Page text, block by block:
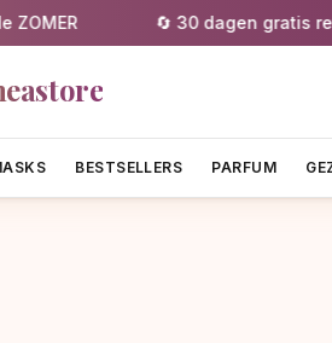
🔄 30 dagen gratis
BESTSELLERS PARFUM